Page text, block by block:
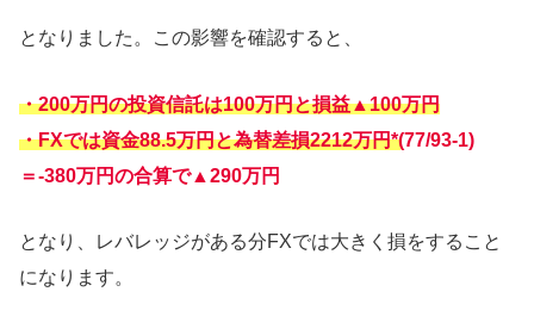
となりました。この影響を確認すると、
・200万円の投資信託は100万円と損益▲100万円
・FXでは資金88.5万円と為替差損2212万円*(77/93-1)
＝-380万円の合算で▲290万円
となり、レバレッジがある分FXでは大きく損をすること
になります。